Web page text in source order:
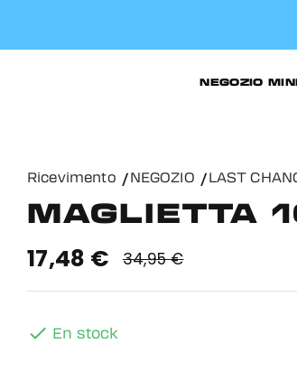
NEGOZIO
Ricevimento NEGOZIO LAST
MAGLIETTA
34,95 €
17,48 €
 En stock